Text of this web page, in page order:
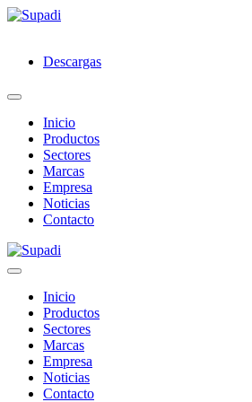
Descargas
Inicio
Productos
Sectores
Marcas
Empresa
Noticias
Contacto
Inicio
Productos
Sectores
Marcas
Empresa
Noticias
Contacto